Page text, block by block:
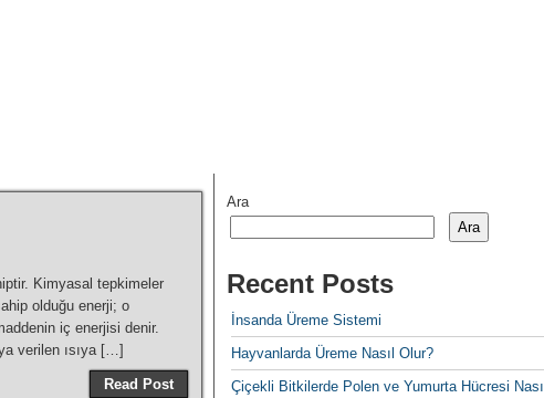
Kimyasal tepkimeler
olduğu enerji; o
iç enerjisi denir.
verilen ısıya […]
Read Post
Ara
Ara
Recent Posts
İnsanda Üreme Sistemi
Hayvanlarda Üreme Nasıl Olur?
Çiçekli Bitkilerde Polen ve Yumurta Hücresi Nasıl